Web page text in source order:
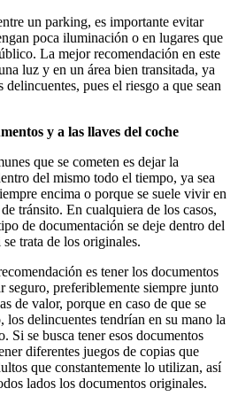
un parking, es importante evitar
poca iluminación o en lugares que
La mejor recomendación en este
luz y en un área bien transitada, ya
pues el riesgo a que sean
y a las llaves del coche
que se cometen es dejar la
del mismo todo el tiempo, ya sea
encima o porque se suele vivir en
tránsito. En cualquiera de los casos,
de documentación se deje dentro del
trata de los originales.
es tener los documentos
seguro, preferiblemente siempre junto
de valor, porque en caso de que se
los delincuentes tendrían en su mano la
Si se busca tener esos documentos
diferentes juegos de copias que
que constantemente lo utilizan, así
lados los documentos originales.